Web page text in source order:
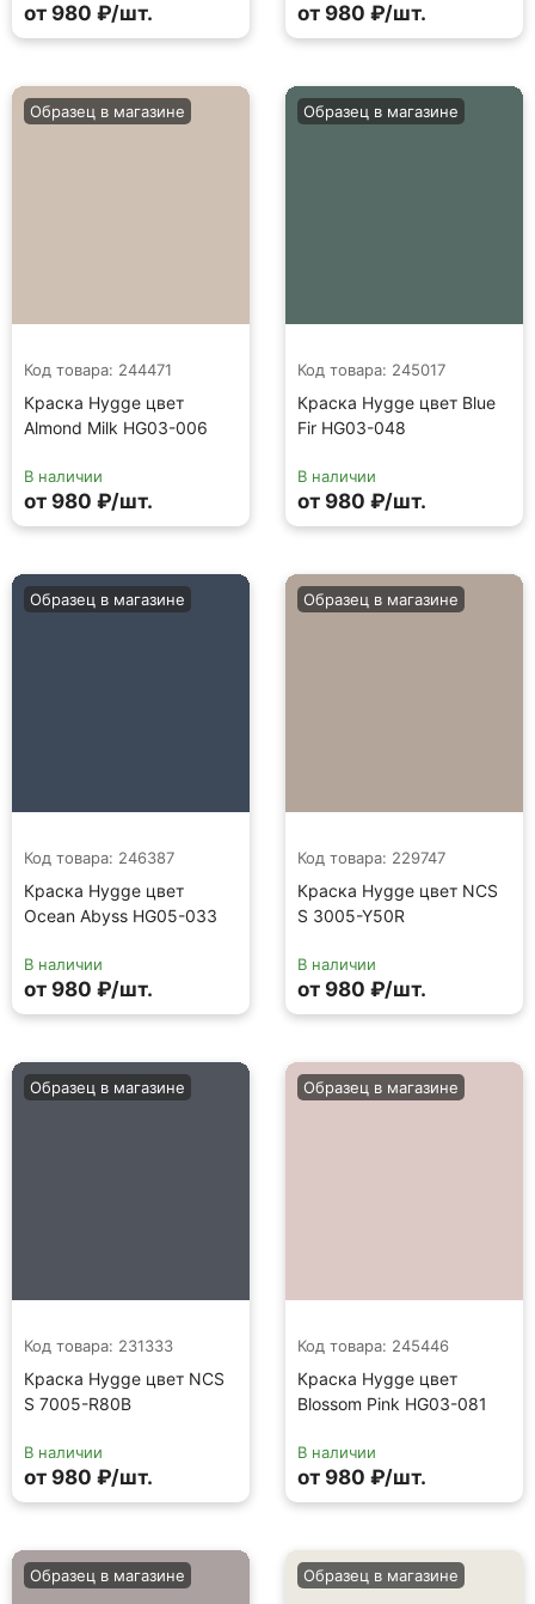
от 980 ₽/шт. от 980 ₽/шт.
Код товара: 244471
Краска Hygge цвет
Almond Milk HG03-006
Образец в магазине
В наличии
от 980 ₽/шт.
Код товара: 245017
Краска Hygge цвет Blue
Fir HG03-048
Образец в магазине
В наличии
от 980 ₽/шт.
Код товара: 246387
Краска Hygge цвет
Ocean Abyss HG05-033
Образец в магазине
В наличии
от 980 ₽/шт.
Код товара: 229747
Краска Hygge цвет NCS
S 3005-Y50R
Образец в магазине
В наличии
от 980 ₽/шт.
Код товара: 231333
Краска Hygge цвет NCS
S 7005-R80B
Образец в магазине
В наличии
от 980 ₽/шт.
Код товара: 245446
Краска Hygge цвет
Blossom Pink HG03-081
Образец в магазине
В наличии
от 980 ₽/шт.
Образец в магазине Образец в магазине